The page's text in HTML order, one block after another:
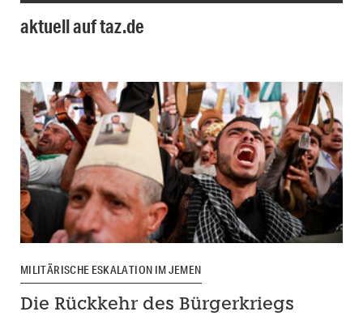
aktuell auf taz.de
MILITÄRISCHE ESKALATION IM JEMEN
Die Rückkehr des Bürgerkriegs